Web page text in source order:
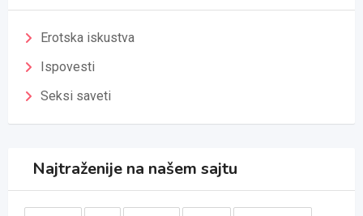
Erotska iskustva
Ispovesti
Seksi saveti
Najtraženije na našem sajtu